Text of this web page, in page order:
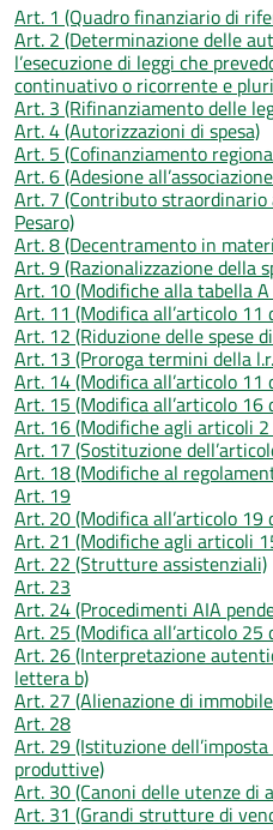
Art. 1 (Quadro finanziario di
Art. 2 (Determinazione delle
l’esecuzione di leggi che
continuativo o ricorrente e
Art. 3 (Rifinanziamento delle
Art. 4 (Autorizzazioni di spesa)
Art. 5 (Cofinanziamento
Art. 6 (Adesione
Art. 7 (Contributo straordinario
Pesaro)
Art. 8 (Decentramento in
Art. 9 (Razionalizzazione della
Art. 10 (Modifiche alla tabella
Art. 11 (Modifica all’articolo
Art. 12 (Riduzione delle spese
Art. 13 (Proroga termini della
Art. 14 (Modifica all’articolo
Art. 15 (Modifica all’articolo
Art. 16 (Modifiche agli articoli
Art. 17 (Sostituzione
Art. 18 (Modifiche al
Art. 19
Art. 20 (Modifica all’articolo
Art. 21 (Modifiche agli articoli
Art. 22 (Strutture assistenziali)
Art. 23
Art. 24 (Procedimenti AIA
Art. 25 (Modifica all’articolo
Art. 26 (Interpretazione
lettera b)
Art. 27 (Alienazione di
Art. 28
Art. 29 (Istituzione
produttive)
Art. 30 (Canoni delle utenze di
Art. 31 (Grandi strutture di